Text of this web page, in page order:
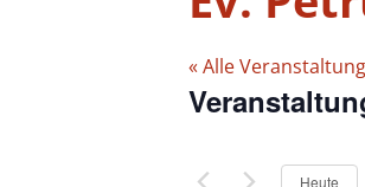
« Alle
Heute